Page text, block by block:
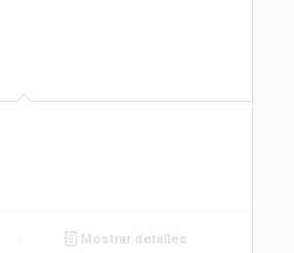
Mostrar detalles